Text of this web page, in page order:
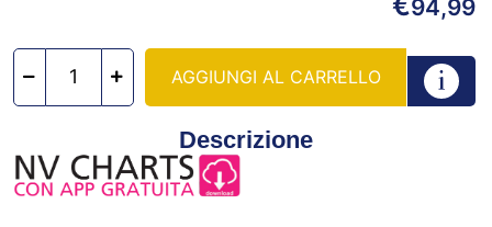
94,99
AGGIUNGI AL CARRELLO
Descrizione